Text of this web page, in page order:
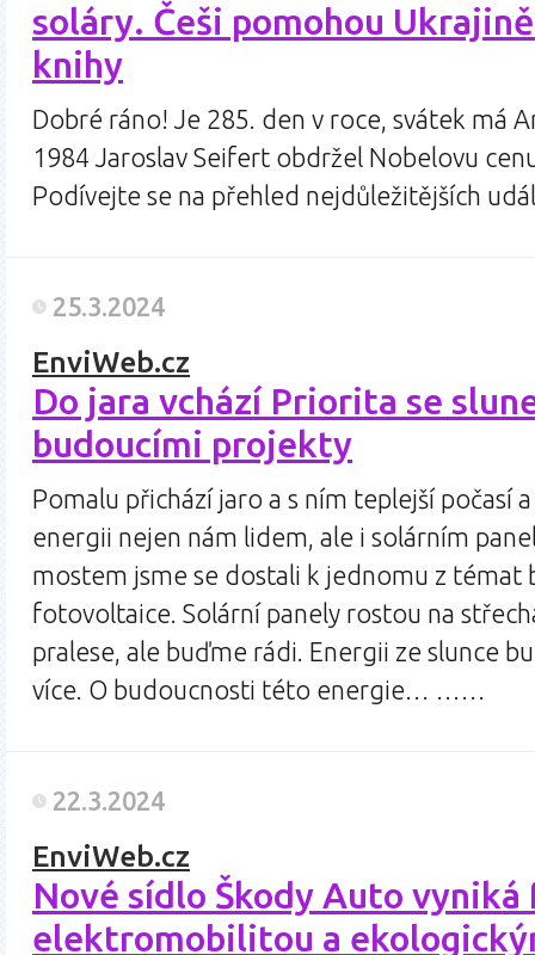
soláry. Češi pomohou
knihy
Dobré ráno! Je 285. den v roce, svátek má
1984 Jaroslav Seifert obdržel Nobelovu
Podívejte se na přehled nejdůležitějších
25.3.2024
EnviWeb.cz
Do jara vchází Priorita se
budoucími projekty
Pomalu přichází jaro a s ním teplejší počasí
energii nejen nám lidem, ale i solárním
mostem jsme se dostali k jednomu z témat
fotovoltaice. Solární panely rostou na
pralese, ale buďme rádi. Energii ze slunce
více. O budoucnosti této energie… ……
22.3.2024
EnviWeb.cz
Nové sídlo Škody Auto
elektromobilitou a